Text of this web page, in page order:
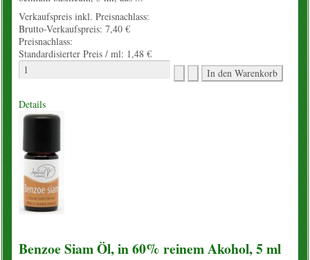
Verkaufspreis inkl. Preisnachlass:
Brutto-Verkaufspreis: 7,40 €
Preisnachlass:
Standardisierter Preis / ml: 1,48 €
Details
Benzoe Siam Öl, in 60% reinem Akohol, 5 ml